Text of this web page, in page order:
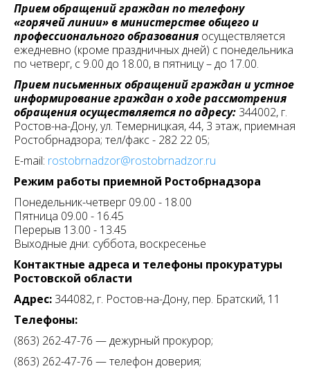
Прием обращений граждан по телефону
«горячей линии» в министерстве общего и
профессионального образования осуществляется
ежедневно (кроме праздничных дней) с понедельника
по четверг, с 9.00 до 18.00, в пятницу – до 17.00.
Прием письменных обращений граждан и устное
информирование граждан о ходе рассмотрения
обращения осуществляется по адресу: 344002, г.
Ростов-на-Дону, ул. Темерницкая, 44, 3 этаж, приемная
Ростобрнадзора; тел/факс - 282 22 05;
E-mail: rostobrnadzor@rostobrnadzor.ru
Режим работы приемной Ростобрнадзора
Понедельник-четверг 09.00 - 18.00
Пятница 09.00 - 16.45
Перерыв 13.00 - 13.45
Выходные дни: суббота, воскресенье
Контактные адреса и телефоны прокуратуры
Ростовской области
Адрес: 344082, г. Ростов-на-Дону, пер. Братский, 11
Телефоны:
(863) 262-47-76 — дежурный прокурор;
(863) 262-47-76 — телефон доверия;